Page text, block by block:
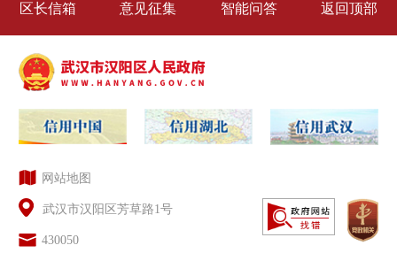
(http://www.hanyang.gov.cn/)公开。
2.公开时限
息形成或者变更之日起20个工作日内予
以公开，法律、法规对公开期限另有规
定的，从其规定。
区长信箱 意见征集 智能问答 返回顶部
网站地图
武汉市汉阳区芳草路1号
430050